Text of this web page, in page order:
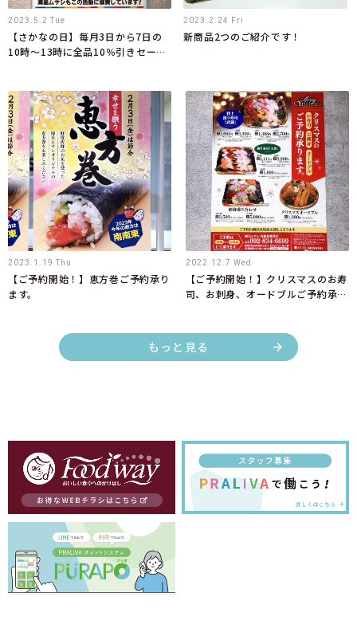
2023.5.2 Tue
【さかなの日】毎月3日から7日の
10時～13時に全品10％引きセール
2023.2.24 Fri
新商品2つのご紹介です！
2023.1.19 Thu
【ご予約開始！】恵方巻ご予約承り
ます。
2022.12.7 Wed
【ご予約開始！】クリスマスのお寿
司、お刺身、オードブルご予約承り
もっと見る